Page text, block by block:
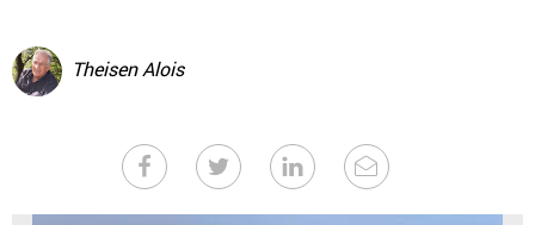
Theisen Alois